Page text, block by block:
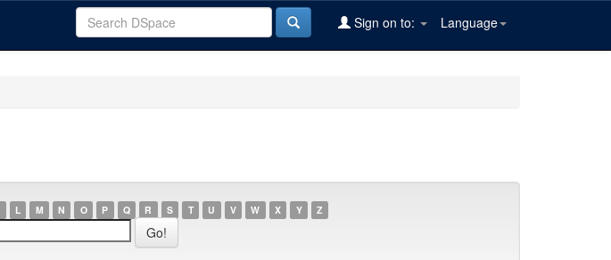
Language
Sign on to:
L M N O P Q R S T U V W X Y Z